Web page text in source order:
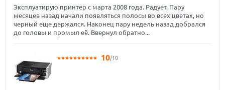
Эксплуатирую принтер с марта 2008 года. Радует. Пару
месяцев назад начали появляться полосы во всех цветах, но
черный еще держался. Наконец пару недель назад добрался
до головы и промыл её. Ввернул обратно...
10/10